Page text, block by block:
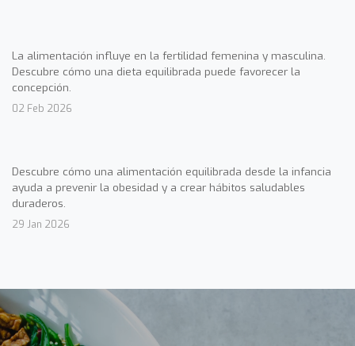
La alimentación influye en la fertilidad femenina y masculina.
Descubre cómo una dieta equilibrada puede favorecer la
concepción.
02 Feb 2026
Descubre cómo una alimentación equilibrada desde la infancia
ayuda a prevenir la obesidad y a crear hábitos saludables
duraderos.
29 Jan 2026